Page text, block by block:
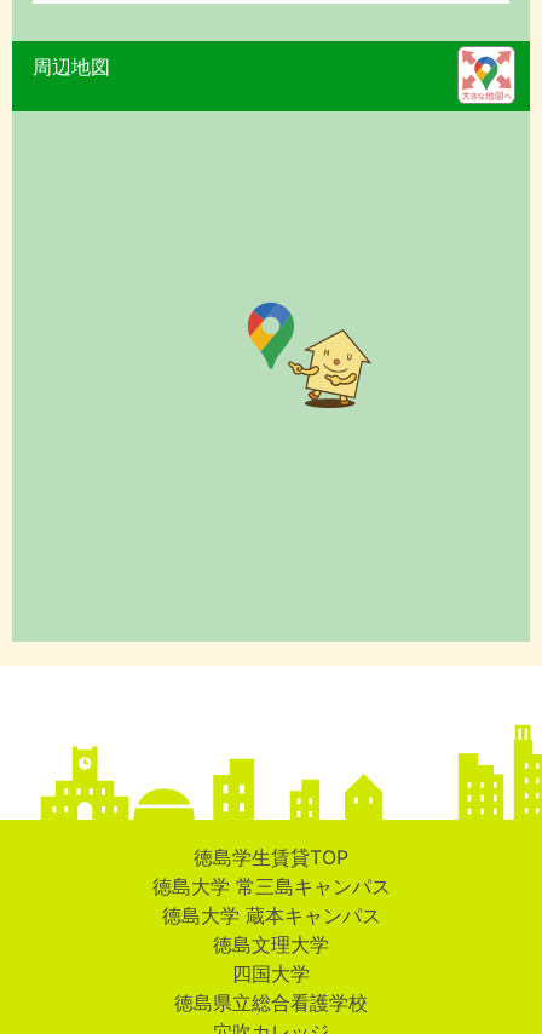
周辺地図
徳島学生賃貸TOP
徳島大学 常三島キャンパス
徳島大学 蔵本キャンパス
徳島文理大学
四国大学
徳島県立総合看護学校